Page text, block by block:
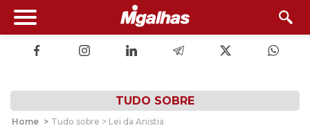
TUDO SOBRE
Home > Tudo sobre > Lei da Anistia